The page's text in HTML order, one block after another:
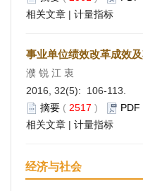
相关文章 | 计量指标
事业单位绩效改革成效
濮 锐 江 衷
2016, 32(5): 106-113.
摘要 ( 2517 ) PDF
相关文章 | 计量指标
经济与社会